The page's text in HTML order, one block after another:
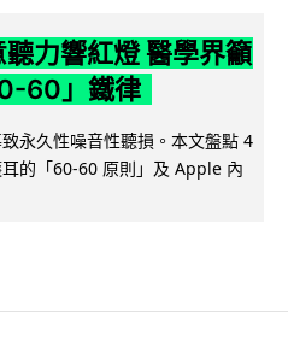
力響紅燈 醫學界籲
60」鐵律
永久性噪音性聽損。本文盤點 4
的「60-60 原則」及 Apple 內